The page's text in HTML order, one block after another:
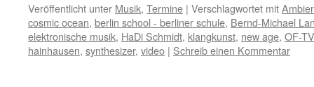
Veröffentlicht unter Musik, Termine | Verschlagwortet mit
cosmic ocean, berlin school - berliner schule, Bernd-Michael
elektronische musik, HaDi Schmidt, klangkunst, new age, OF-TV
hainhausen, synthesizer, video | Schreib einen Kommentar